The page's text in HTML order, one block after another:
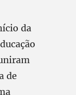
da
de